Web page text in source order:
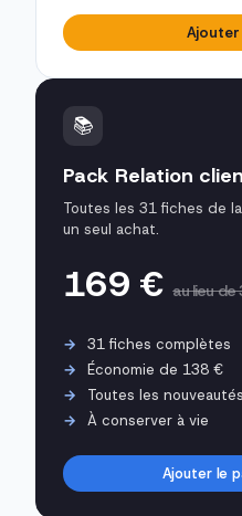
Ajouter
📚
Pack Relation
Toutes les 31 fiches de
un seul achat.
169 €au lieu de
31 fiches complètes
Économie de 138 €
Toutes les
À conserver à vie
Ajouter le